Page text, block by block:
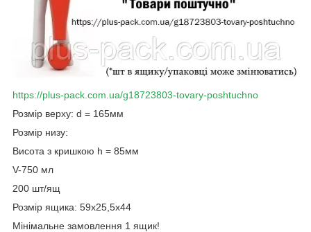
https://plus-pack.com.ua/g18723803-tovary-poshtuchno
Розмір верху: d = 165мм
Розмір низу:
Висота з кришкою h = 85мм
V-750 мл
200 шт/ящ
Розмір ящика: 59х25,5х44
Мінімальне замовлення 1 ящик!